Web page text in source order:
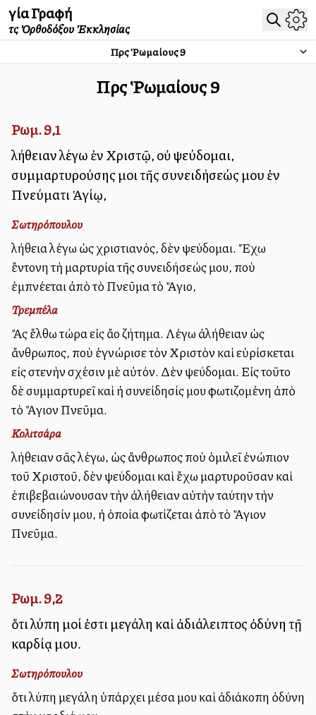
Ἁγία Γραφή
τῆς Ὀρθοδόξου Ἐκκλησίας
Πρὸς Ῥωμαίους9
Πρὸς Ῥωμαίους9
Ρωμ. 9,1
Ἀλήθειαν λέγω ἐν Χριστῷ, οὐ ψεύδομαι,
συμμαρτυρούσης μοι τῆς συνειδήσεώς μου ἐν
Πνεύματι Ἁγίῳ,
Σωτηρόπουλου
Ἀλήθεια λέγω ὡς χριστιανός, δὲν ψεύδομαι. Ἔχω
ἔντονη τὴ μαρτυρία τῆς συνειδήσεώς μου, ποὺ
ἐμπνέεται ἀπὸ τὸ Πνεῦμα τὸ Ἅγιο,
Τρεμπέλα
Ἄς ἔλθω τώρα εἰς ἄλλο ζήτημα. Λέγω ἀλήθειαν ὡς
ἄνθρωπος, ποὺ ἐγνώρισε τὸν Χριστὸν καὶ εὑρίσκεται
εἰς στενὴν σχέσιν μὲ αὐτόν. Δὲν ψεύδομαι. Εἰς τοῦτο
δὲ συμμαρτυρεῖ καὶ ἡ συνείδησίς μου φωτιζομένη ἀπὸ
τὸ Ἅγιον Πνεῦμα.
Κολιτσάρα
Ἀλήθειαν σᾶς λέγω, ὡς ἄνθρωπος ποὺ ὁμιλεῖ ἐνώπιον
τοῦ Χριστοῦ, δὲν ψεύδομαι καὶ ἔχω μαρτυροῦσαν καὶ
ἐπιβεβαιώνουσαν τὴν ἀλήθειαν αὐτὴν ταύτην τὴν
συνείδησίν μου, ἡ ὁποία φωτίζεται ἀπὸ τὸ Ἅγιον
Πνεῦμα.
Ρωμ. 9,2
ὅτι λύπη μοί ἐστι μεγάλη καὶ ἀδιάλειπτος ὀδύνη τῇ
καρδίᾳ μου.
Σωτηρόπουλου
ὅτι λύπη μεγάλη ὑπάρχει μέσα μου καὶ ἀδιάκοπη ὀδύνη